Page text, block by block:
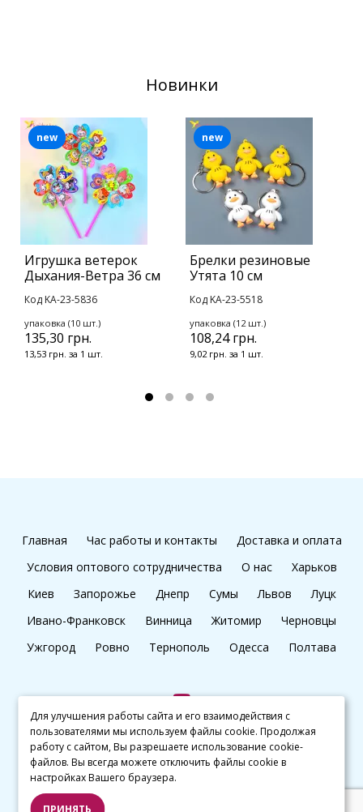
Новинки
Игрушка ветерок
Дыхания-Ветра 36 см
Код KA-23-5836
упаковка (10 шт.)
135,30 грн.
13,53 грн. за 1 шт.
new
Брелки резиновые
Утята 10 см
Код KA-23-5518
упаковка (12 шт.)
108,24 грн.
9,02 грн. за 1 шт.
new
Главная Час работы и контакты
Доставка и оплата
Условия оптового сотрудничества
О нас
Харьков
Киев
Запорожье Днепр Сумы Львов
Луцк
Ивано-Франковск
Винница Житомир
Черновцы
Ужгород
Ровно Тернополь Одесса Полтава
+38 (097) 045 65 77
© kalibri.top 2016–2026
Для улучшения работы сайта и его взаимодействия с
пользователями мы используем файлы cookie. Продолжая
работу с сайтом, Вы разрешаете использование cookie-
файлов. Вы всегда можете отключить файлы cookie в
настройках Вашего браузера.
ПРИНЯТЬ